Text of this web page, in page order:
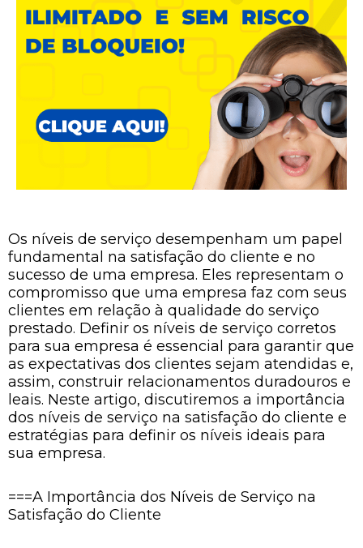
Os níveis de serviço desempenham um papel
fundamental na satisfação do cliente e no
sucesso de uma empresa. Eles representam o
compromisso que uma empresa faz com seus
clientes em relação à qualidade do serviço
prestado. Definir os níveis de serviço corretos
para sua empresa é essencial para garantir que
as expectativas dos clientes sejam atendidas e,
assim, construir relacionamentos duradouros e
leais. Neste artigo, discutiremos a importância
dos níveis de serviço na satisfação do cliente e
estratégias para definir os níveis ideais para
sua empresa.
===A Importância dos Níveis de Serviço na
Satisfação do Cliente